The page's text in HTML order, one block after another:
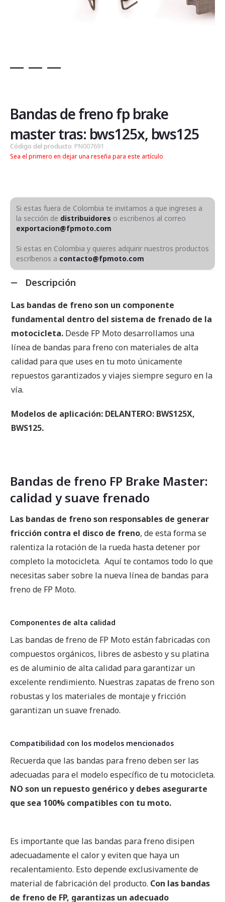
de
la
de
imágenes
Bandas de freno fp brake
master tras: bws125x, bws125
Código del producto PN007691
Sea el primero en dejar una reseña para este artículo
Si estas fuera de Colombia te invitamos a que ingreses a
la sección de distribuidores o escribenos al correo
exportacion@fpmoto.com
Si estas en Colombia y quieres adquirir nuestros productos
escríbenos a contacto@fpmoto.com
Descripción
Las bandas de freno son un componente
fundamental dentro del sistema de frenado de la
motocicleta. Desde FP Moto desarrollamos una
línea de bandas para freno con materiales de alta
calidad para que uses en tu moto únicamente
repuestos garantizados y viajes siempre seguro en la
vía.
Modelos de aplicación: DELANTERO: BWS125X,
BWS125.
Bandas de freno FP Brake Master:
calidad y suave frenado
Las bandas de freno son responsables de generar
fricción contra el disco de freno, de esta forma se
ralentiza la rotación de la rueda hasta detener por
completo la motocicleta. Aquí te contamos todo lo que
necesitas saber sobre la nueva línea de bandas para
freno de FP Moto.
Componentes de alta calidad
Las bandas de freno de FP Moto están fabricadas con
compuestos orgánicos, libres de asbesto y su platina
es de aluminio de alta calidad para garantizar un
excelente rendimiento. Nuestras zapatas de freno son
robustas y los materiales de montaje y fricción
garantizan un suave frenado.
Compatibilidad con los modelos mencionados
Recuerda que las bandas para freno deben ser las
adecuadas para el modelo específico de tu motocicleta.
NO son un repuesto genérico y debes asegurarte
que sea 100% compatibles con tu moto.
Es importante que las bandas para freno disipen
adecuadamente el calor y eviten que haya un
recalentamiento. Esto depende exclusivamente de
material de fabricación del producto. Con las bandas
de freno de FP, garantizas un adecuado